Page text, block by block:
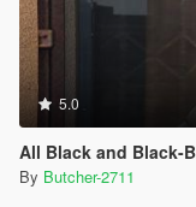
5.0
All Black and Black-
By Butcher-2711